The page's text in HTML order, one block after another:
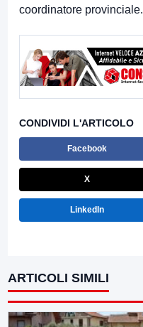
coordinatore provinciale.
CONDIVIDI L'ARTICOLO
Facebook
X
LinkedIn
ARTICOLI SIMILI